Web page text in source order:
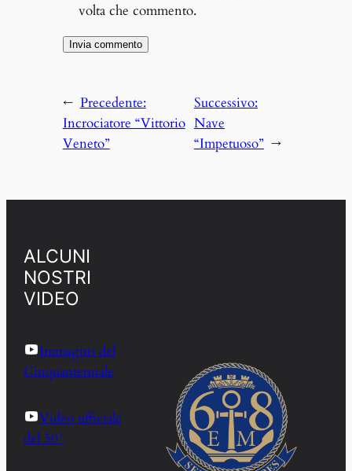
volta che commento.
← Precedente:
Incrociatore “Vittorio
Veneto”
Successivo:
Nave
“Impetuoso” →
ALCUNI
NOSTRI
VIDEO
Immagini del
Cinquantennale
Video ufficiale
del 50°